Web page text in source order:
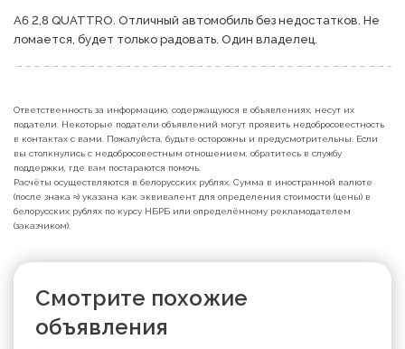
А6 2,8 QUATTRO. Отличный автомобиль без недостатков. Не
ломается, будет только радовать. Один владелец.
Ответственность за информацию, содержащуюся в объявлениях, несут их
податели. Некоторые податели объявлений могут проявить недобросовестность
в контактах с вами. Пожалуйста, будьте осторожны и предусмотрительны. Если
вы столкнулись с недобросовестным отношением, обратитесь в службу
поддержки, где вам постараются помочь.
Расчёты осуществляются в белорусских рублях. Сумма в иностранной валюте
(после знака ≈) указана как эквивалент для определения стоимости (цены) в
белорусских рублях по курсу НБРБ или определённому рекламодателем
(заказчиком).
Смотрите похожие
объявления